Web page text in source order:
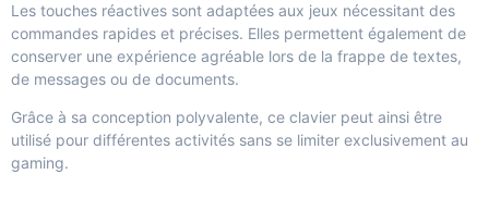
Les touches réactives sont adaptées aux jeux nécessitant des
commandes rapides et précises. Elles permettent également de
conserver une expérience agréable lors de la frappe de textes,
de messages ou de documents.
Grâce à sa conception polyvalente, ce clavier peut ainsi être
utilisé pour différentes activités sans se limiter exclusivement au
gaming.